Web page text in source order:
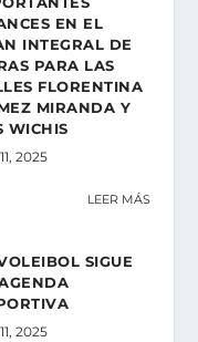
EN EL
INTEGRAL DE
PARA LAS
FLORENTINA
MIRANDA Y
WICHIS
2025
LEER MÁS
SIGUE
2025